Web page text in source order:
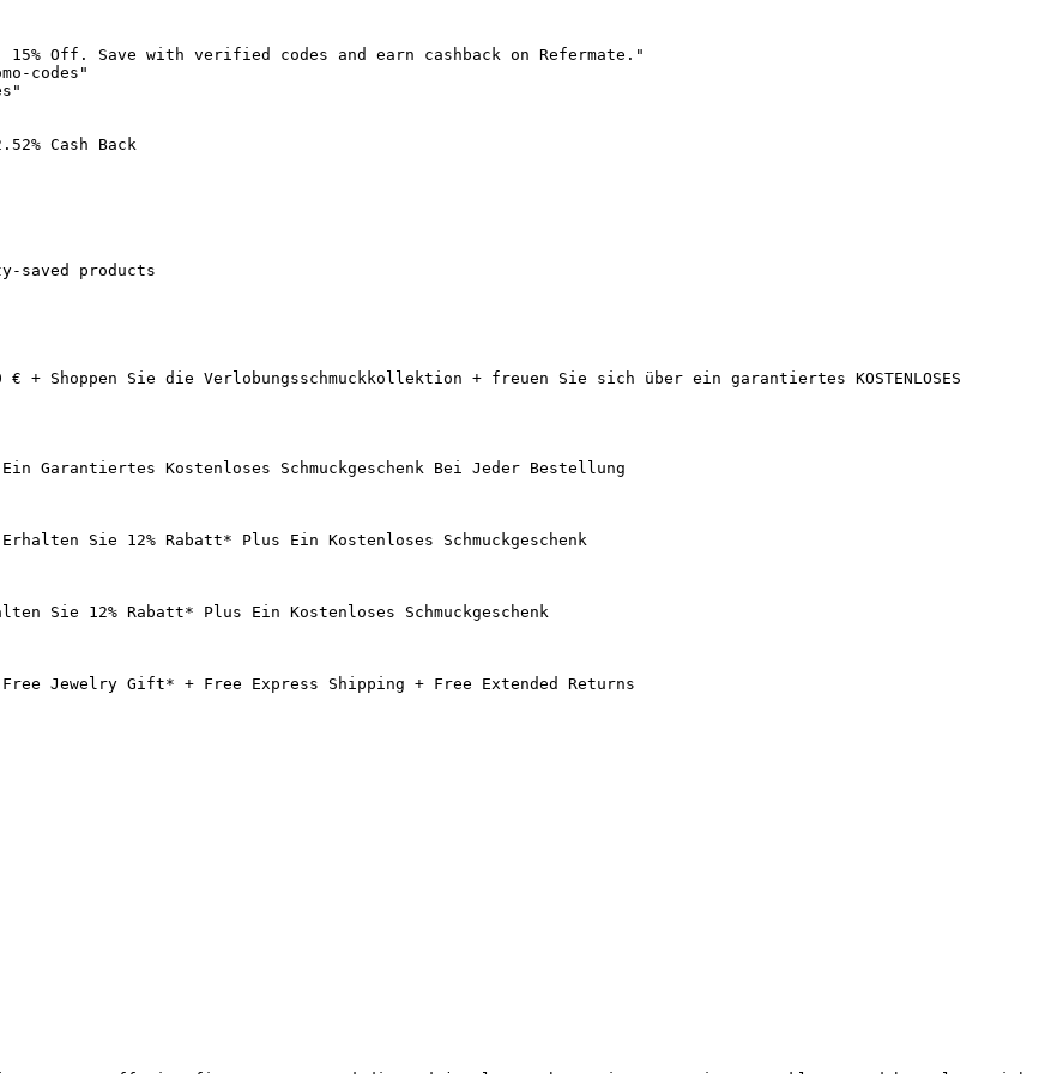
Off. Save with verified codes and earn cashback on Refermate."
codes"
Cash Back
saved products
Shoppen Sie die Verlobungsschmuckkollektion + freuen Sie sich über ein garantiertes KOSTENLOSES
Garantiertes Kostenloses Schmuckgeschenk Bei Jeder Bestellung
Sie 12% Rabatt* Plus Ein Kostenloses Schmuckgeschenk
Sie 12% Rabatt* Plus Ein Kostenloses Schmuckgeschenk
Jewelry Gift* + Free Express Shipping + Free Extended Returns